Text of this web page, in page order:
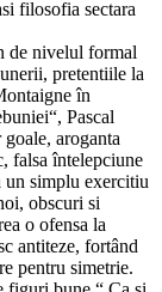
filosofia sectara
de nivelul formal
pretentiile la
în
Pascal
aroganta
falsa întelepciune
simplu exercitiu
obscuri si
o ofensa la
antiteze, fortând
pentru simetrie.